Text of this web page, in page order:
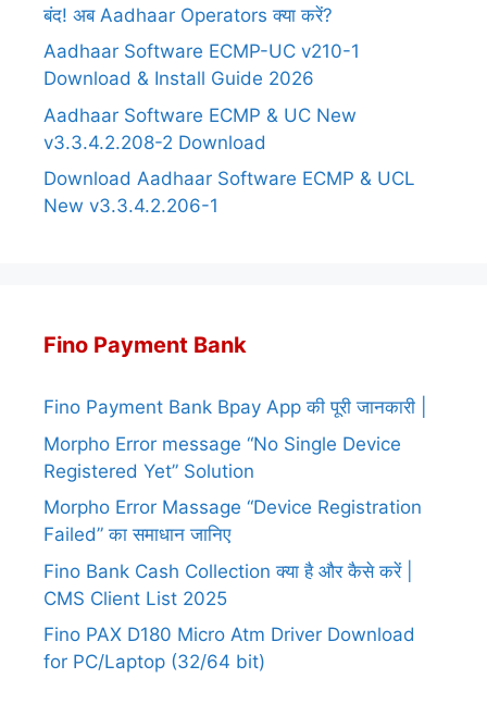
बंद! अब Aadhaar Operators क्या करें?
Aadhaar Software ECMP-UC v210-1
Download & Install Guide 2026
Aadhaar Software ECMP & UC New
v3.3.4.2.208-2 Download
Download Aadhaar Software ECMP & UCL
New v3.3.4.2.206-1
Fino Payment Bank
Fino Payment Bank Bpay App की पूरी जानकारी |
Morpho Error message “No Single Device
Registered Yet” Solution
Morpho Error Massage “Device Registration
Failed” का समाधान जानिए
Fino Bank Cash Collection क्या है और कैसे करें |
CMS Client List 2025
Fino PAX D180 Micro Atm Driver Download
for PC/Laptop (32/64 bit)